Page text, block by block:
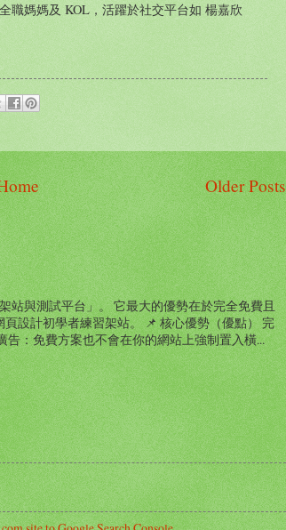
職媽媽及 KOL，活躍於社交平台如 楊嘉欣
Older Posts
站與測試平台」。 它最大的優勢在於完全免費且
設計初學者練習架站。 📌 核心優勢（優點） 完
：免費方案也不會在你的網站上強制置入橫...